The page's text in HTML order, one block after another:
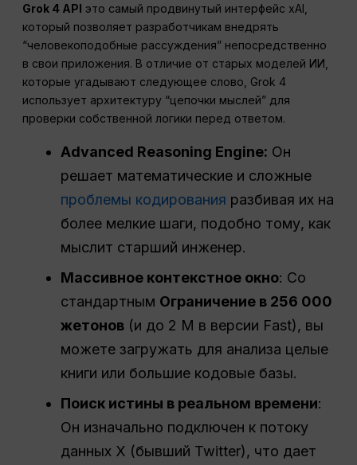
Grok 4 API это самый продвинутый интерфейс xAI,
который позволяет разработчикам внедрять
“человекоподобные рассуждения” непосредственно
в свои приложения. В отличие от старых моделей ИИ,
которые угадывают следующее слово, Grok 4
использует архитектуру “цепочки мыслей” для
проверки собственной логики перед ответом.
Advanced Reasoning Engine: Он
решает математические и сложные
проблемы кодирования разбивая их на
более мелкие шаги, подобно тому, как
мыслит старший инженер.
Массивное контекстное окно: Со
стандартным Ограничение в 256 000
жетонов (и до 2 М в версии Fast), вы
можете загружать для анализа целые
книги или большие кодовые базы.
Поиск истины в реальном времени:
Он изначально подключен к потоку
данных X (бывший Twitter), что дает